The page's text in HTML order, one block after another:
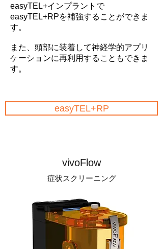
easyTEL+インプラントで
easyTEL+RPを補強することができま
す。
また、頭部に装着して神経学的アプリ
ケーションに再利用することもできま
す。
easyTEL+RP
vivoFlow
症状スクリーニング